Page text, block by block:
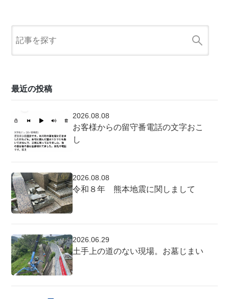
最近の投稿
2026.08.08
お客様からの留守番電話の文字おこ
し
2026.08.08
令和８年 熊本地震に関しまして
2026.06.29
土手上の道のない現場。お墓じまい